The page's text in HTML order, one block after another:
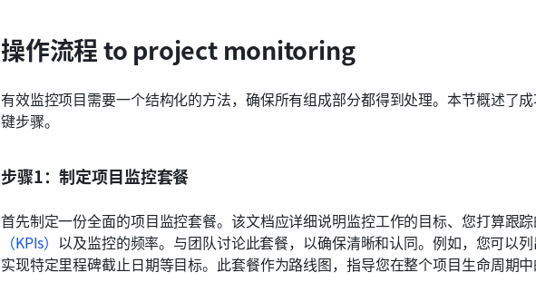
操作流程 to project monitoring
有效监控项目需要一个结构化的方法，确保所有组成部分都得到处理。本节概述了
键步骤。
步骤1：制定项目监控套餐
首先制定一份全面的项目监控套餐。该文档应详细说明监控工作的目标、您打算跟
（KPIs） 以及监控的频率。与团队讨论此套餐，以确保清晰和认同。例如，您可以
实现特定里程碑截止日期等目标。此套餐作为路线图，指导您在整个项目生命周期中